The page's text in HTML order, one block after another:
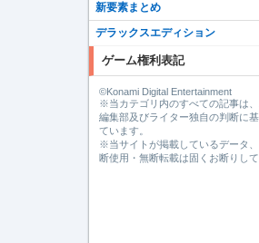
新要素まとめ
デラックスエディション
ゲーム権利表記
©Konami Digital Entertainment
※当カテゴリ内のすべての記事は
編集部及びライター独自の判断に
ています。
※当サイトが掲載しているデータ
断使用・無断転載は固くお断りして